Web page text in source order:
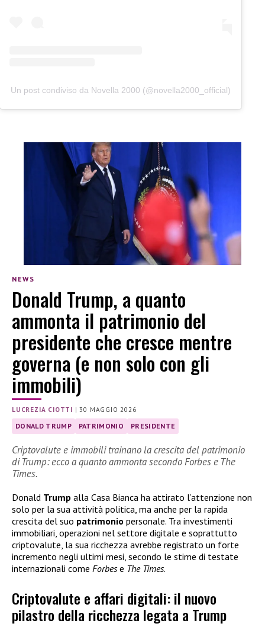
Un post condiviso da Novella 2000 (@novella2000_official)
NEWS
Donald Trump, a quanto
ammonta il patrimonio del
presidente che cresce mentre
governa (e non solo con gli
immobili)
LUCREZIA CIOTTI |30 MAGGIO 2026
DONALD TRUMP PATRIMONIO PRESIDENTE
Criptovalute e immobili trainano la crescita del patrimonio
di Trump: ecco a quanto ammonta secondo Forbes e The
Times.
Donald Trump alla Casa Bianca ha attirato l’attenzione non
solo per la sua attività politica, ma anche per la rapida
crescita del suo patrimonio personale. Tra investimenti
immobiliari, operazioni nel settore digitale e soprattutto
criptovalute, la sua ricchezza avrebbe registrato un forte
incremento negli ultimi mesi, secondo le stime di testate
internazionali come Forbese The Times.
Criptovalute e affari digitali: il nuovo
pilastro della ricchezza legata a Trump